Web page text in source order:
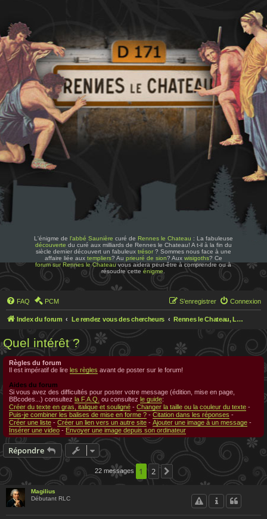
L'énigme de l'abbé Saunière curé de Rennes le Chateau : La fabuleuse
découverte du curé aux milliards de Rennes le Chateau! A t-il à la fin du
siècle dernier découvert un fabuleux trésor? Sommes nous face à une
affaire liée aux templiers? Au prieuré de sion? Aux wisigoths? Ce
forum sur Rennes le Chateauvous aidera peut-être à comprendre ou à
résoudre cetteénigme
FAQ PCM Connexion
S’enregistrer
Index du forum Le rendez vous des chercheurs Rennes le Chateau, Le rendez-vous des chercheurs
Quel intérêt ?
Règles du forum
Il est impératif de lire les règles avant de poster sur le forum!
Aides du forum
Si vous avez des difficultés pour poster votre message (édition, mise en page,
BBcodes...) consultez la F.A.Q. ou consultez le guide:
Créer du texte en gras, italique et souligné - Changer la taille ou la couleur du texte -
Puis-je combiner les balises de mise en forme ? - Citation dans les réponses -
Créer une liste - Créer un lien vers un autre site - Ajouter une image à un message -
Insérer une video - Envoyer une image depuis son ordinateur
Répondre
22 messages 1 2 Suivante
Magilius
Débutant RLC